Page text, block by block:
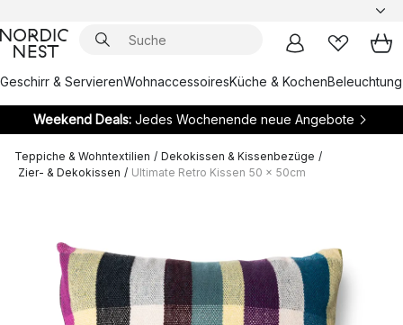
Geschirr & ServierenWohnaccessoiresKüche & KochenBeleuchtung
Weekend Deals:Jedes Wochenende neue Angebote
Teppiche & Wohntextilien / Dekokissen & Kissenbezüge /
Zier- & Dekokissen / Ultimate Retro Kissen 50 x 50cm